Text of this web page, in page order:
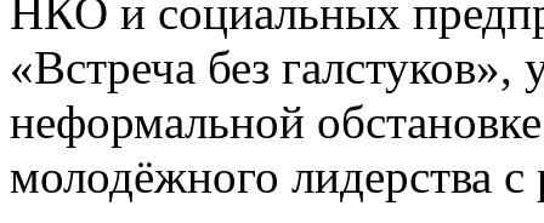
НКО и социальных
«Встреча без галстуков»,
неформальной
молодёжного лидерства с